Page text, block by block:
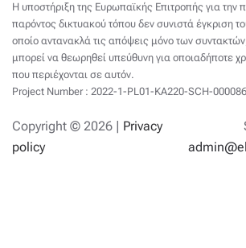
Η υποστήριξη της Ευρωπαϊκής Επιτροπής για την
παρόντος δικτυακού τόπου δεν συνιστά έγκριση
οποίο αντανακλά τις απόψεις μόνο των
μπορεί να θεωρηθεί υπεύθυνη για οποιαδήποτε
που περιέχονται σε αυτόν.
Project Number : 2022-1-PL01-KA220-SCH-
Copyright © 2026 |
Privacy
policy